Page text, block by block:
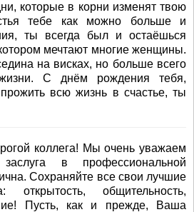
которые в корни изменят твою
тебе как можно больше и
ты всегда был и остаёшься
мечтают многие женщины.
на висках, но больше всего
С днём рождения тебя,
всю жизнь в счастье, ты
коллега! Мы очень уважаем
в профессиональной
Сохраняйте все свои лучшие
общительность,
Пусть, как и прежде, Ваша